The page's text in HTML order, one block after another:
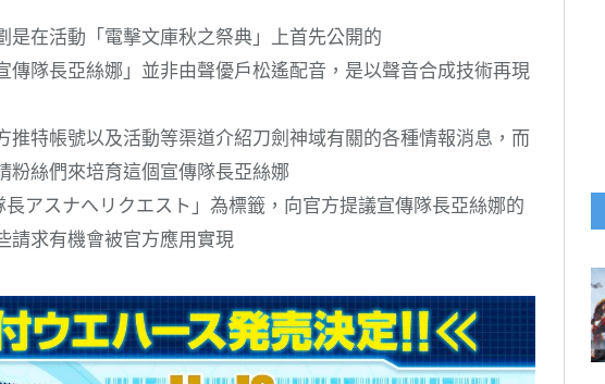
是在活動「電擊文庫秋之祭典」上首先公開的
傳隊長亞絲娜」並非由聲優戶松遙配音，是以聲音合成技術再現
推特帳號以及活動等渠道介紹刀劍神域有關的各種情報消息，而
粉絲們來培育這個宣傳隊長亞絲娜
アスナへリクエスト」為標籤，向官方提議宣傳隊長亞絲娜的
請求有機會被官方應用實現